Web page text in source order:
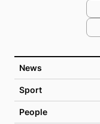
News
Sport
People